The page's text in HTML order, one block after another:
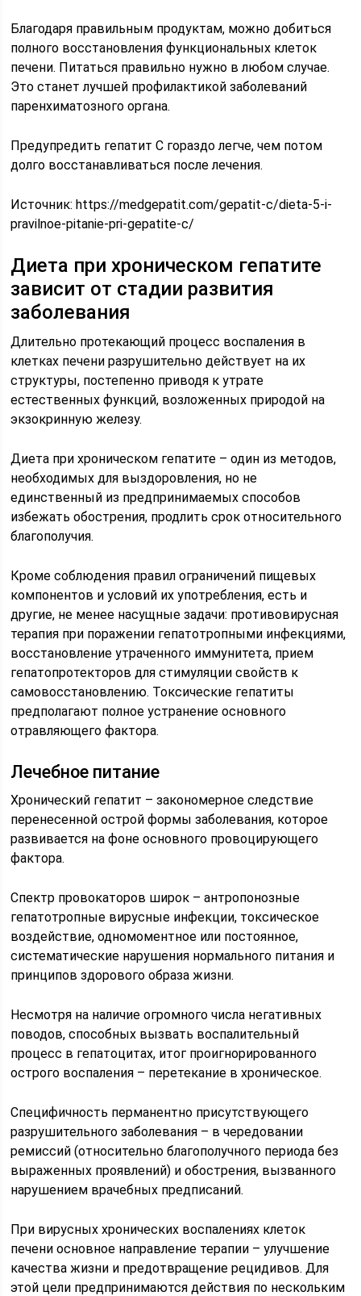
Благодаря правильным продуктам, можно добиться
полного восстановления функциональных клеток
печени. Питаться правильно нужно в любом случае.
Это станет лучшей профилактикой заболеваний
паренхиматозного органа.
Предупредить гепатит С гораздо легче, чем потом
долго восстанавливаться после лечения.
Источник:https://medgepatit.com/gepatit-c/dieta-5-i-
pravilnoe-pitanie-pri-gepatite-c/
Диета при хроническом гепатите
зависит от стадии развития
заболевания
Длительно протекающий процесс воспаления в
клетках печени разрушительно действует на их
структуры, постепенно приводя к утрате
естественных функций, возложенных природой на
экзокринную железу.
Диета при хроническом гепатите – один из методов,
необходимых для выздоровления, но не
единственный из предпринимаемых способов
избежать обострения, продлить срок относительного
благополучия.
Кроме соблюдения правил ограничений пищевых
компонентов и условий их употребления, есть и
другие, не менее насущные задачи: противовирусная
терапия при поражении гепатотропными инфекциями,
восстановление утраченного иммунитета, прием
гепатопротекторов для стимуляции свойств к
самовосстановлению. Токсические гепатиты
предполагают полное устранение основного
отравляющего фактора.
Лечебное питание
Хронический гепатит – закономерное следствие
перенесенной острой формы заболевания, которое
развивается на фоне основного провоцирующего
фактора.
Спектр провокаторов широк – антропонозные
гепатотропные вирусные инфекции, токсическое
воздействие, одномоментное или постоянное,
систематические нарушения нормального питания и
принципов здорового образа жизни.
Несмотря на наличие огромного числа негативных
поводов, способных вызвать воспалительный
процесс в гепатоцитах, итог проигнорированного
острого воспаления – перетекание в хроническое.
Специфичность перманентно присутствующего
разрушительного заболевания – в чередовании
ремиссий (относительно благополучного периода без
выраженных проявлений) и обострения, вызванного
нарушением врачебных предписаний.
При вирусных хронических воспалениях клеток
печени основное направление терапии – улучшение
качества жизни и предотвращение рецидивов. Для
этой цели предпринимаются действия по нескольким